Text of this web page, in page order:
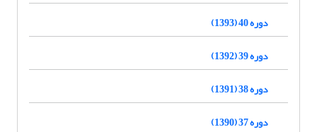
دوره 40 (1393)
دوره 39 (1392)
دوره 38 (1391)
دوره 37 (1390)